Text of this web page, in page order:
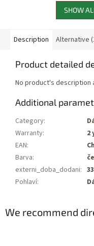
SHOW
Description Alternative
Product detailed
No product's description
Additional
Category:
Warranty:
2
EAN:
Barva:
externi_doba_dodani:
Pohlaví:
We recommend